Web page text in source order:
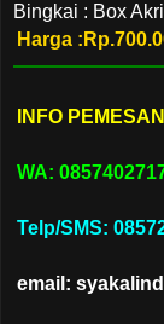
Bingkai : Box
Harga
INFO
WA:
Telp/SMS:
email: